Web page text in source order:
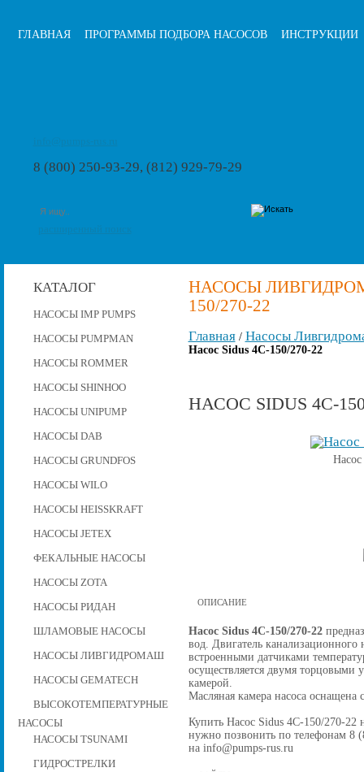
ГЛАВНАЯ ПРОГРАММЫ ПОДБОРА НАСОСОВ ИНСТРУКЦИИ
8 (800) 250-93-29, (812) 929-79-29
КАТАЛОГ
НАСОСЫ IMP PUMPS
НАСОСЫ PUMPMAN
НАСОСЫ ROMMER
НАСОСЫ SHINHOO
НАСОСЫ UNIPUMP
НАСОСЫ DAB
НАСОСЫ GRUNDFOS
НАСОСЫ WILO
НАСОСЫ HEISSKRAFT
НАСОСЫ JETEX
ФЕКАЛЬНЫЕ НАСОСЫ
НАСОСЫ ZOTA
НАСОСЫ РИДАН
ШЛАМОВЫЕ НАСОСЫ
НАСОСЫ ЛИВГИДРОМАШ
НАСОСЫ GEMATECH
ВЫСОКОТЕМПЕРАТУРНЫЕ
НАСОСЫ
НАСОСЫ TSUNAMI
ГИДРОСТРЕЛКИ
НАСОСЫ
150/270-22
Главная/ Насосы
Насос Sidus 4C-150/270-22
НАСОС SIDUS 4C-
ОПИСАНИЕ
Насос Sidus 4C-150/270-22
вод. Двигатель канализационного
встроенными датчиками
осуществляется двумя торцовыми
камерой.
Масляная камера насоса оснащена
Купить Насос Sidus 4C-150/270-22
нужно позвонить по телефонам 8
на info@pumps-rus.ru